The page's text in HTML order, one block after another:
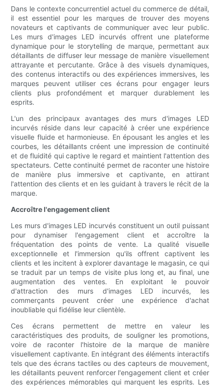
Dans le contexte concurrentiel actuel du commerce de détail,
il est essentiel pour les marques de trouver des moyens
novateurs et captivants de communiquer avec leur public.
Les murs d'images LED incurvés offrent une plateforme
dynamique pour le storytelling de marque, permettant aux
détaillants de diffuser leur message de manière visuellement
attrayante et percutante. Grâce à des visuels dynamiques,
des contenus interactifs ou des expériences immersives, les
marques peuvent utiliser ces écrans pour engager leurs
clients plus profondément et marquer durablement les
esprits.
L'un des principaux avantages des murs d'images LED
incurvés réside dans leur capacité à créer une expérience
visuelle fluide et harmonieuse. En épousant les angles et les
courbes, les détaillants créent une impression de continuité
et de fluidité qui captive le regard et maintient l'attention des
spectateurs. Cette continuité permet de raconter une histoire
de manière plus immersive et captivante, en attirant
l'attention des clients et en les guidant à travers le récit de la
marque.
Accroître l'engagement client
Les murs d'images LED incurvés constituent un outil puissant
pour dynamiser l'engagement client et accroître la
fréquentation des points de vente. La qualité visuelle
exceptionnelle et l'immersion qu'ils offrent captivent les
clients et les incitent à explorer davantage le magasin, ce qui
se traduit par un temps de visite plus long et, au final, une
augmentation des ventes. En exploitant le pouvoir
d'attraction des murs d'images LED incurvés, les
commerçants peuvent créer une expérience d'achat
inoubliable qui fidélise leur clientèle.
Ces écrans permettent de mettre en valeur les
caractéristiques des produits, de souligner les promotions,
voire de raconter l'histoire de la marque de manière
visuellement captivante. En intégrant des éléments interactifs
tels que des écrans tactiles ou des capteurs de mouvement,
les détaillants peuvent renforcer l'engagement client et créer
des expériences mémorables qui marquent les esprits. Les